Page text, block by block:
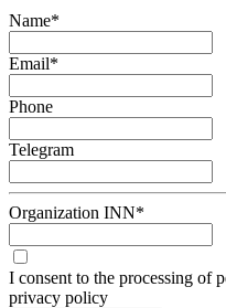
Name*
Email*
Phone
Telegram
Organization INN*
I consent to the processing of
privacy policy